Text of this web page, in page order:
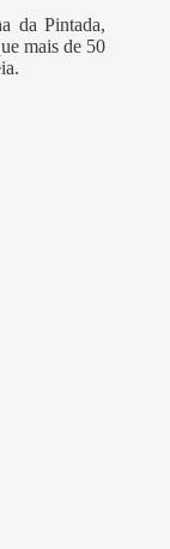
da Pintada,
mais de 50